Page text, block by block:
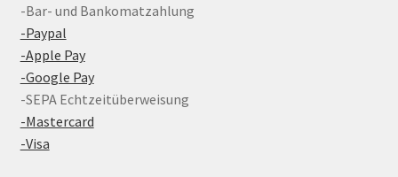
-Bar- und Bankomatzahlung
-Paypal
-Apple Pay
-Google Pay
-SEPA Echtzeitüberweisung
-Mastercard
-Visa